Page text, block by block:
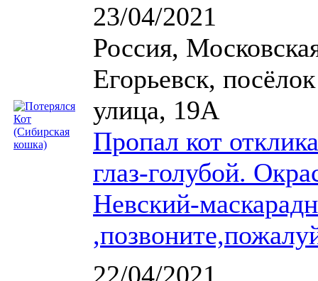
23/04/2021
Россия,
Егорьевск,
улица, 19А
Пропал кот
глаз-голубой.
Невский-
22/04/2021